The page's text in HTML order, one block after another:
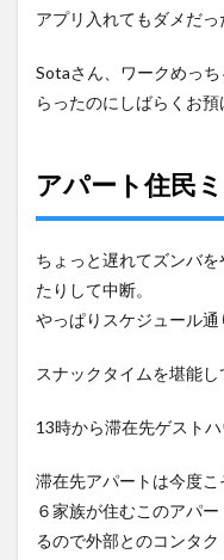
アプリ入れてもダメだっ
Sotaさん、ワークめっ
らったのにしばらくお預
アパート住民
ちょっと遅れてズンバ
たりして中断。
やっぱりスケジュール通
スナックタイムを堪能し
13時から滞在先ゲスト
滞在先アパートは今度こ
６家族が住むこのアパ
るので外部とのコンタク